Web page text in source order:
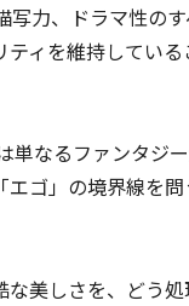
写力、ドラマ性の
ティを維持してい
単なるファンタジ
エゴ」の境界線を
な美しさを、どう処